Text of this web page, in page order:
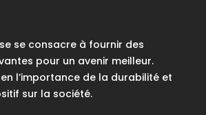
se consacre à fournir des
pour un avenir meilleur.
l’importance de la durabilité et
sur la société.